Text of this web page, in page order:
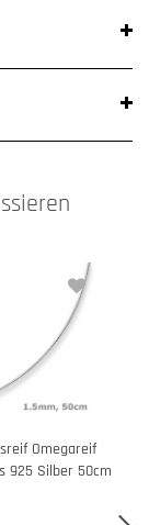
Omegareif
925 Silber 50cm